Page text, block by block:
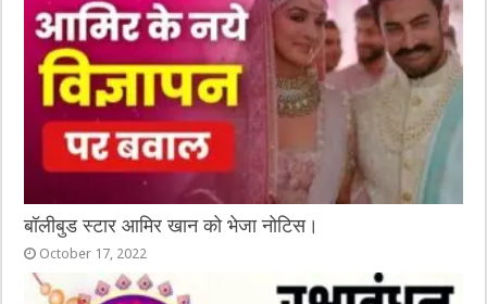
बॉलीबुड स्टार आमिर खान को भेजा नोटिस।
October 17, 2022